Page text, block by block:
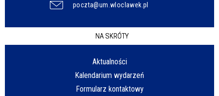
poczta@um.wloclawek.pl
NA SKRÓTY
Aktualności
Kalendarium wydarzeń
Formularz kontaktowy